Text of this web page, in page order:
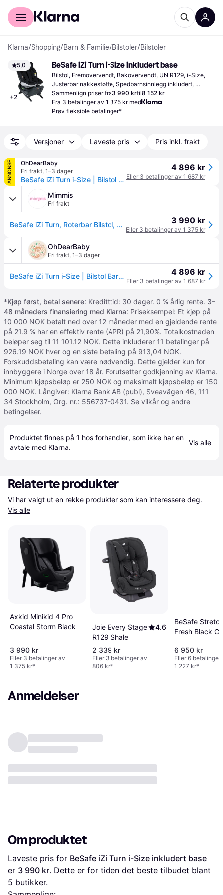
For kunder
Klarna/Shopping/Barn & Familie/Bilstoler/Bilstoler
5,0
+2
BeSafe iZi Turn i-Size inkludert base
Bilstol, Fremovervendt, Bakovervendt, UN R129, i-Size,
Justerbar nakkestøtte, Spedbarnsinnlegg inkludert,
Sidekollisjonsbeskyttelse (ASIP), Inkludert base, Roterbar
Sammenlign priser fra3 990 krtil8 152 kr
Fra 3 betalinger av 1 375 kr med
Prøv fleksible betalinger*
Versjoner Laveste pris Pris inkl. frakt
ANNONSE
OhDearBaby
Fri frakt, 1–3 dager
BeSafe iZi Turn i-Size | Bilstol Barn 6m-4år - Fresh Black
4 896 kr
Eller 3 betalinger av 1 687 kr
Mimmis
Fri frakt
BeSafe iZi Turn, Roterbar Bilstol, Fresh Black Cab 3 990 kr
Eller 3 betalinger av 1 375 kr
OhDearBaby
Fri frakt, 1–3 dager
BeSafe iZi Turn i-Size | Bilstol Barn 6m-4år - Fresh Black 4 896 kr
Eller 3 betalinger av 1 687 kr
*Kjøp først, betal senere: Kreditttid: 30 dager. 0 % årlig rente. 3–
48 måneders finansiering med Klarna: Priseksempel: Et kjøp på
10 000 NOK betalt ned over 12 måneder med en gjeldende rente
på 21.9 % har en effektiv rente (APR) på 21,90%. Totalkostnaden
beløper seg til 11 101.12 NOK. Dette inkluderer 11 betalinger på
926.19 NOK hver og en siste betaling på 913,04 NOK.
Forskuddsbetaling kan være nødvendig. Dette gjelder kun for
innbyggere i Norge over 18 år. Forutsetter godkjenning av Klarna.
Minimum kjøpsbeløp er 250 NOK og maksimalt kjøpsbeløp er 150
000 NOK. Långiver: Klarna Bank AB (publ), Sveavägen 46, 111
34 Stockholm, Org. nr.: 556737-0431. Se vilkår og andre
betingelser.
Produktet finnes på 1 hos forhandler, som ikke har en
avtale med Klarna.
Vis alle
Relaterte produkter
Vis alle
Axkid Minikid 4 Pro
Coastal Storm Black
3 990 kr
Eller 3 betalinger av
1 375 kr*
Joie Every Stage
R129 Shale
4.6
2 339 kr
Eller 3 betalinger av
806 kr*
BeSafe
Fresh Black
6 950 kr
Eller 6 betalinger
1 227 kr*
Anmeldelser
Om produktet
Laveste pris for BeSafe iZi Turn i-Size inkludert base
er 3 990 kr
5 butikker.